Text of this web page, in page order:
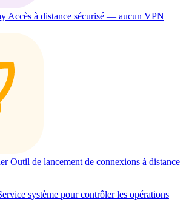
Accès à distance sécurisé — aucun VPN
Outil de lancement de connexions à distance
système pour contrôler les opérations